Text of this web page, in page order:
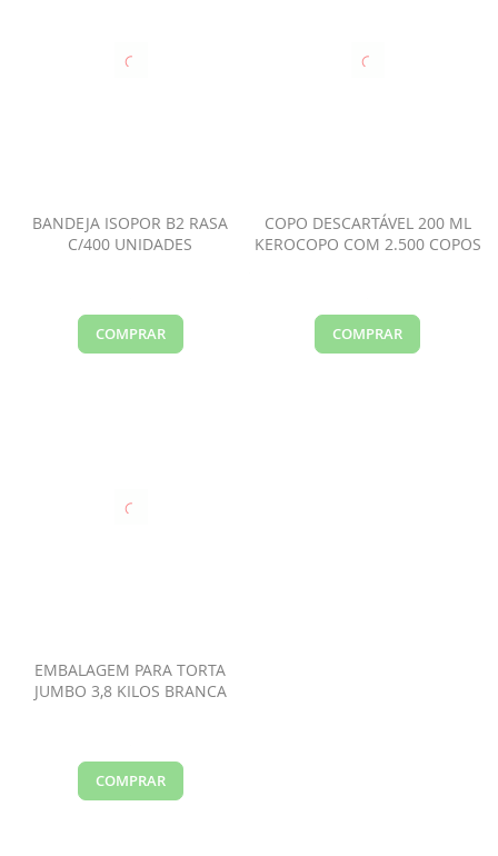
BANDEJA ISOPOR B2 RASA
C/400 UNIDADES
COMPRAR
COPO DESCARTÁVEL 200 ML
KEROCOPO COM 2.500 COPOS
COMPRAR
EMBALAGEM PARA TORTA
JUMBO 3,8 KILOS BRANCA
COMPRAR